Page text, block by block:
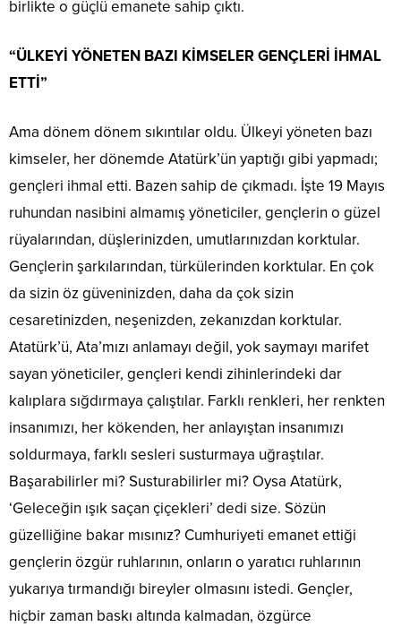
birlikte o güçlü emanete sahip çıktı.
“ÜLKEYİ YÖNETEN BAZI KİMSELER GENÇLERİ İHMAL
ETTİ”
Ama dönem dönem sıkıntılar oldu. Ülkeyi yöneten bazı
kimseler, her dönemde Atatürk’ün yaptığı gibi yapmadı;
gençleri ihmal etti. Bazen sahip de çıkmadı. İşte 19 Mayıs
ruhundan nasibini almamış yöneticiler, gençlerin o güzel
rüyalarından, düşlerinizden, umutlarınızdan korktular.
Gençlerin şarkılarından, türkülerinden korktular. En çok
da sizin öz güveninizden, daha da çok sizin
cesaretinizden, neşenizden, zekanızdan korktular.
Atatürk’ü, Ata’mızı anlamayı değil, yok saymayı marifet
sayan yöneticiler, gençleri kendi zihinlerindeki dar
kalıplara sığdırmaya çalıştılar. Farklı renkleri, her renkten
insanımızı, her kökenden, her anlayıştan insanımızı
soldurmaya, farklı sesleri susturmaya uğraştılar.
Başarabilirler mi? Susturabilirler mi? Oysa Atatürk,
‘Geleceğin ışık saçan çiçekleri’ dedi size. Sözün
güzelliğine bakar mısınız? Cumhuriyeti emanet ettiği
gençlerin özgür ruhlarının, onların o yaratıcı ruhlarının
yukarıya tırmandığı bireyler olmasını istedi. Gençler,
hiçbir zaman baskı altında kalmadan, özgürce